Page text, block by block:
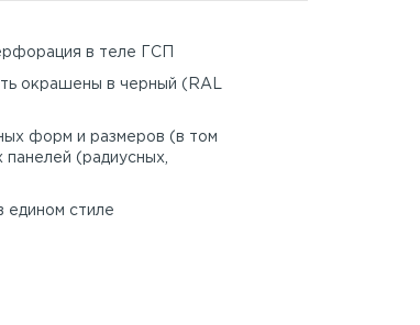
в теле ГСП
окрашены в черный (RAL
форм и размеров (в том
панелей (радиусных,
едином стиле